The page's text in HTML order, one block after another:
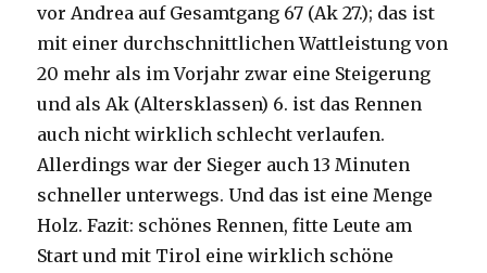
vor Andrea auf Gesamtgang 67 (Ak 27.); das ist
mit einer durchschnittlichen Wattleistung von
20 mehr als im Vorjahr zwar eine Steigerung
und als Ak (Altersklassen) 6. ist das Rennen
auch nicht wirklich schlecht verlaufen.
Allerdings war der Sieger auch 13 Minuten
schneller unterwegs. Und das ist eine Menge
Holz. Fazit: schönes Rennen, fitte Leute am
Start und mit Tirol eine wirklich schöne